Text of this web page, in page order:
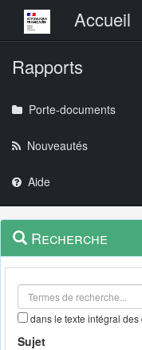
Menu principalAccueil
Rapports
Porte-documents
Nouveautés
Aide
Navigation
outils
Menu
contextuel
Recherche
dans le texte intégral des
Sujet